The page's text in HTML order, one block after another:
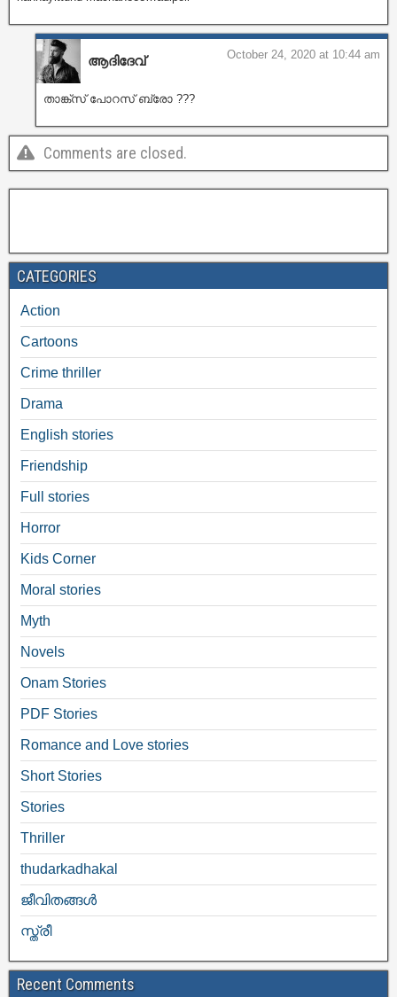
ആദിദേവ് October 24, 2020 at 10:44 am
താങ്ക്സ് പോറസ് ബ്രോ ???
Comments are closed.
CATEGORIES
Action
Cartoons
Crime thriller
Drama
English stories
Friendship
Full stories
Horror
Kids Corner
Moral stories
Myth
Novels
Onam Stories
PDF Stories
Romance and Love stories
Short Stories
Stories
Thriller
thudarkadhakal
ജീവിതങ്ങള്‍
സ്ത്രീ
Recent Comments